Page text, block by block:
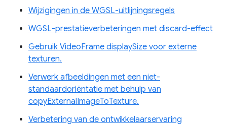
Wijzigingen in de WGSL-uitlijningsregels
WGSL-prestatieverbeteringen met discard-effect
Gebruik VideoFrame displaySize voor externe
texturen.
Verwerk afbeeldingen met een niet-
standaardoriëntatie met behulp van
copyExternalImageToTexture.
Verbetering van de ontwikkelaarservaring